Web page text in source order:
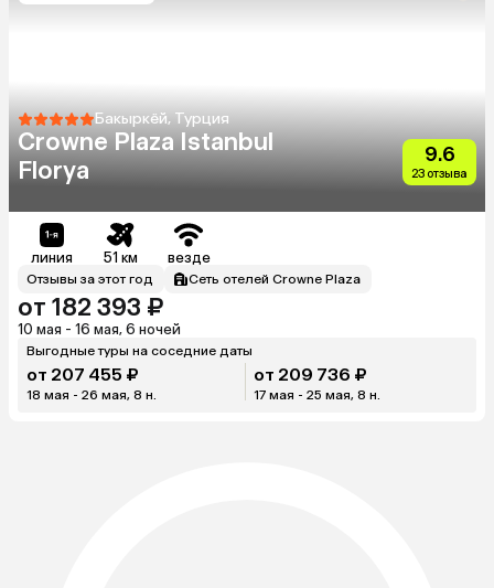
Бакыркёй, Турция
Crowne Plaza Istanbul
Florya
9.6
23 отзыва
линия 51 км везде
Отзывы за этот год Сеть отелей Crowne Plaza
от 182 393 ₽
10 мая - 16 мая, 6 ночей
Выгодные туры на соседние даты
от 207 455 ₽
18 мая - 26 мая, 8 н.
от 209 736 ₽
17 мая - 25 мая, 8 н.